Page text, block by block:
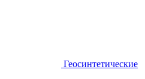
Геосинтетические